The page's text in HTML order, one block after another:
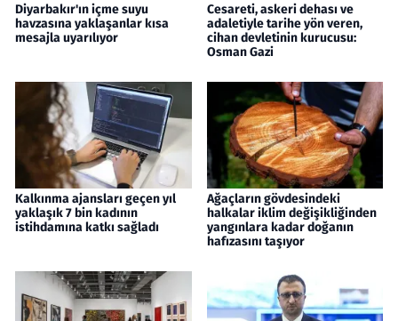
Diyarbakır'ın içme suyu
havzasına yaklaşanlar kısa
mesajla uyarılıyor
Cesareti, askeri dehası ve
adaletiyle tarihe yön veren,
cihan devletinin kurucusu:
Osman Gazi
Kalkınma ajansları geçen yıl
yaklaşık 7 bin kadının
istihdamına katkı sağladı
Ağaçların gövdesindeki
halkalar iklim değişikliğinden
yangınlara kadar doğanın
hafızasını taşıyor